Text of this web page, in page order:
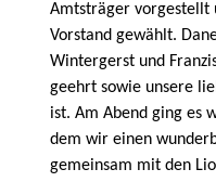
Amtsträger
Vorstand gewählt.
Wintergerst und
geehrt sowie unsere
ist. Am Abend ging es
dem wir einen
gemeinsam mit den